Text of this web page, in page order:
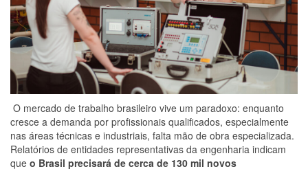
O mercado de trabalho brasileiro vive um paradoxo: enquanto
cresce a demanda por profissionais qualificados, especialmente
nas áreas técnicas e industriais, falta mão de obra especializada.
Relatórios de entidades representativas da engenharia indicam
que o Brasil precisará de cerca de 130 mil novos